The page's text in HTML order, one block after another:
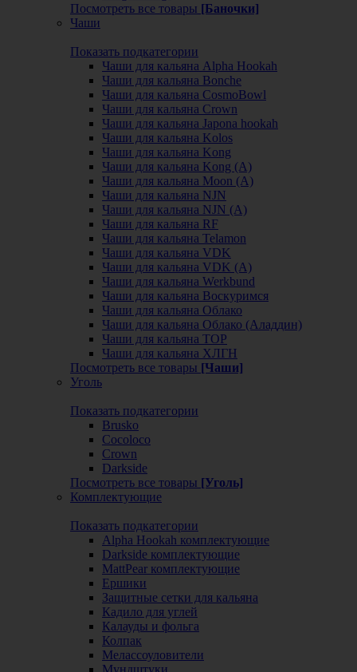
Посмотреть все товары [Баночки]
Чаши
Показать подкатегории
Чаши для кальяна Alpha Hookah
Чаши для кальяна Bonche
Чаши для кальяна CosmoBowl
Чаши для кальяна Crown
Чаши для кальяна Japona hookah
Чаши для кальяна Kolos
Чаши для кальяна Kong
Чаши для кальяна Kong (A)
Чаши для кальяна Moon (А)
Чаши для кальяна NJN
Чаши для кальяна NJN (А)
Чаши для кальяна RF
Чаши для кальяна Telamon
Чаши для кальяна VDK
Чаши для кальяна VDK (А)
Чаши для кальяна Werkbund
Чаши для кальяна Воскуримся
Чаши для кальяна Облако
Чаши для кальяна Облако (Аладдин)
Чаши для кальяна ТОР
Чаши для кальяна ХЛГН
Посмотреть все товары [Чаши]
Уголь
Показать подкатегории
Brusko
Cocoloco
Crown
Darkside
Посмотреть все товары [Уголь]
Комплектующие
Показать подкатегории
Alpha Hookah комплектующие
Darkside комплектующие
MattPear комплектующие
Ершики
Защитные сетки для кальяна
Кадило для углей
Калауды и фольга
Колпак
Мелассоуловители
Мундштуки